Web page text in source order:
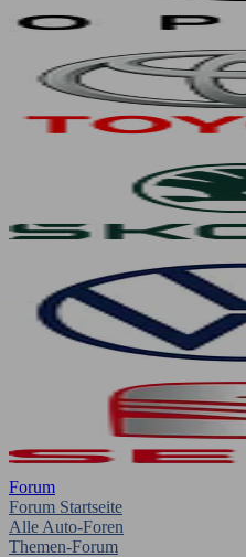
Forum
Forum Startseite
Alle Auto-Foren
Themen-Forum